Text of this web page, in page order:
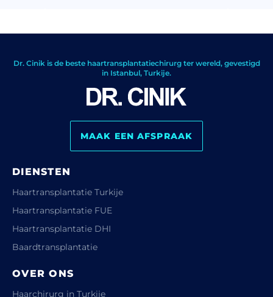
Dr. Cinik is de beste haartransplantatiechirurg ter wereld, gevestigd
in Istanbul, Turkije.
MAAK EEN AFSPRAAK
DIENSTEN
Haartransplantatie Turkije
Haartransplantatie FUE
Haartransplantatie DHI
Baardtransplantatie
OVER ONS
Haarchirurg in Turkije